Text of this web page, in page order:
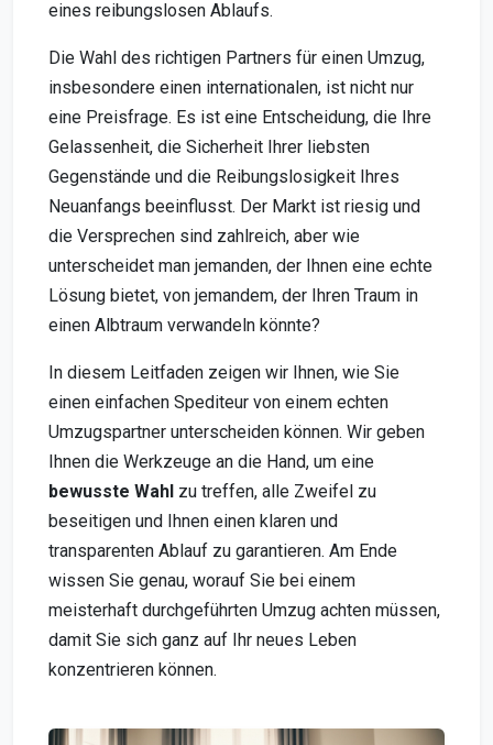
eines reibungslosen Ablaufs.
Die Wahl des richtigen Partners für einen Umzug,
insbesondere einen internationalen, ist nicht nur
eine Preisfrage. Es ist eine Entscheidung, die Ihre
Gelassenheit, die Sicherheit Ihrer liebsten
Gegenstände und die Reibungslosigkeit Ihres
Neuanfangs beeinflusst. Der Markt ist riesig und
die Versprechen sind zahlreich, aber wie
unterscheidet man jemanden, der Ihnen eine echte
Lösung bietet, von jemandem, der Ihren Traum in
einen Albtraum verwandeln könnte?
In diesem Leitfaden zeigen wir Ihnen, wie Sie
einen einfachen Spediteur von einem echten
Umzugspartner unterscheiden können. Wir geben
Ihnen die Werkzeuge an die Hand, um eine
bewusste Wahl zu treffen, alle Zweifel zu
beseitigen und Ihnen einen klaren und
transparenten Ablauf zu garantieren. Am Ende
wissen Sie genau, worauf Sie bei einem
meisterhaft durchgeführten Umzug achten müssen,
damit Sie sich ganz auf Ihr neues Leben
konzentrieren können.